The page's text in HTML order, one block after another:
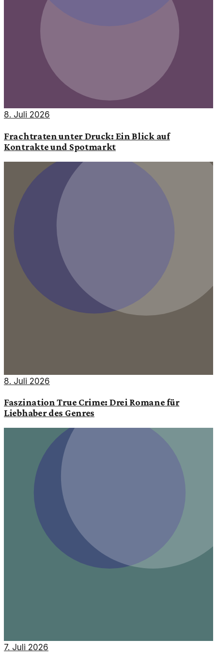
8. Juli 2026
Frachtraten unter Druck: Ein Blick auf
Kontrakte und Spotmarkt
8. Juli 2026
Faszination True Crime: Drei Romane für
Liebhaber des Genres
7. Juli 2026